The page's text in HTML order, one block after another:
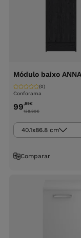
Módulo baixo ANNA
Conforama
(0)
99,99€
138.90€
40.1x86.8 cm
Comparar